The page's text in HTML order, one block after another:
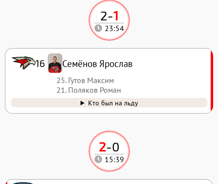
2-0
15:39
2-1
23:54
16 Семёнов Ярослав
25. Гутов Максим
21. Поляков Роман
Кто был на льду